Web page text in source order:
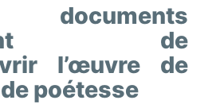
de
l’œuvre de
poétesse